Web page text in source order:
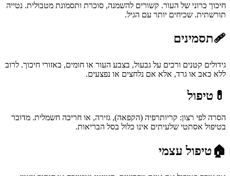
חיכוך כרוני של העור. קשורים להשמנה, סוכרת ותסמונת מטבולית. נטייה
תורשתית. שכיחים יותר עם הגיל.
🩹תסמינים
גידולים קטנים ורכים על גבעול, בצבע העור או חומים, באזורי חיכוך. לרוב
ללא כאב או גרד, אלא אם נלחצים או נפצעים.
💊 טיפול
הסרה לפי רצון: קריותרפיה (הקפאה), גזירה, או חריכה חשמלית. מדובר
בטיפול אסתטי שלעיתים אינו כלול בסל הבריאות.
🏠טיפול עצמי